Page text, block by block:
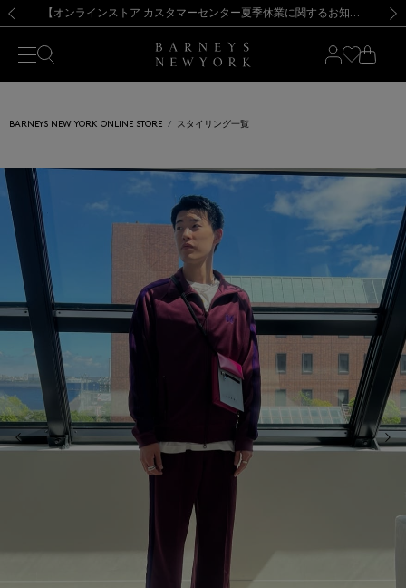
新規登録のお客様も対象！＜MY BARNEYS＞会員のお客様は11,000円（税込）以上のお買上げで常時送料無料！お買い物の際は会員登録を！
【夏季休業に伴う出荷一時停止のお知らせ】(2026.8.7) 【オンラインストア カスタマーセンター夏季休業に関するお知らせ】（2026.8.7）
【夏季休業に伴う返品・交換承り一時停止のお知らせ】（2026.8.5）
熊本県を中心とした地震の影響によるお荷物のお届けについて
【開催中】SUMMER SALEのご案内・ご注意事項 新規登録のお客様も対象！＜MY BARNEYS＞会員のお客様は11,000円（税込）以上のお買上げで常時送料無料！お買い物の際は会員登録を！
【夏季休業に伴う出荷一時停止のお知らせ】(2026.8.7)
BARNEYS NEW YORK ONLINE STORE スタイリング一覧
前の画像 次